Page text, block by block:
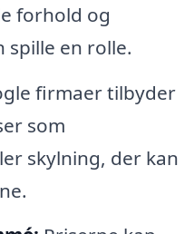
forhold og
en rolle.
firmaer tilbyder
som
skylning, der kan